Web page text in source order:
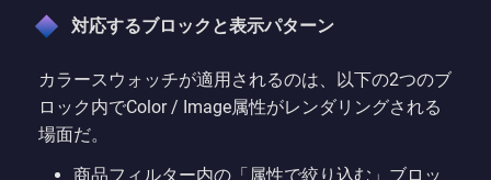
対応するブロックと表示パターン
カラースウォッチが適用されるのは、以下の2つのブ
ロック内でColor / Image属性がレンダリングされる
場面だ。
商品フィルター内の「属性で絞り込む」ブロッ